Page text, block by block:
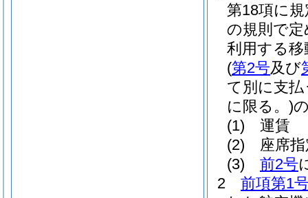
第18項に
の規則で
利用する
(第2号及び
て別に支
に限る。)
(1)
運賃
(2)
座席
(3)
前2号
2
前項第1